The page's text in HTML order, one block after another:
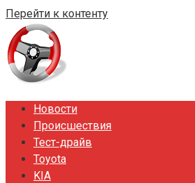
Перейти к контенту
Новости
Происшествия
Тест-драйв
Toyota
KIA